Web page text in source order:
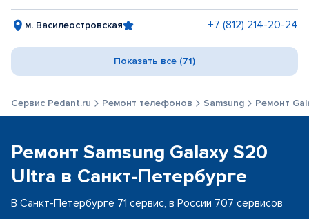
м. Василеостровская +7 (812) 214-20-24
Показать все (71)
Сервис Pedant.ru Ремонт телефонов Samsung Ремонт
Ремонт Samsung Galaxy S20
Ultra в Санкт-Петербурге
В Санкт-Петербурге 71 сервис, в России 707 сервисов